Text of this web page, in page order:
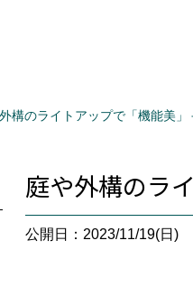
構のライトアップで「機能美」
庭や外構のラ
公開日：2023/11/19(日)